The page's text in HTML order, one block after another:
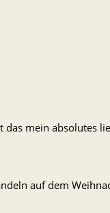
mein absolutes
auf dem